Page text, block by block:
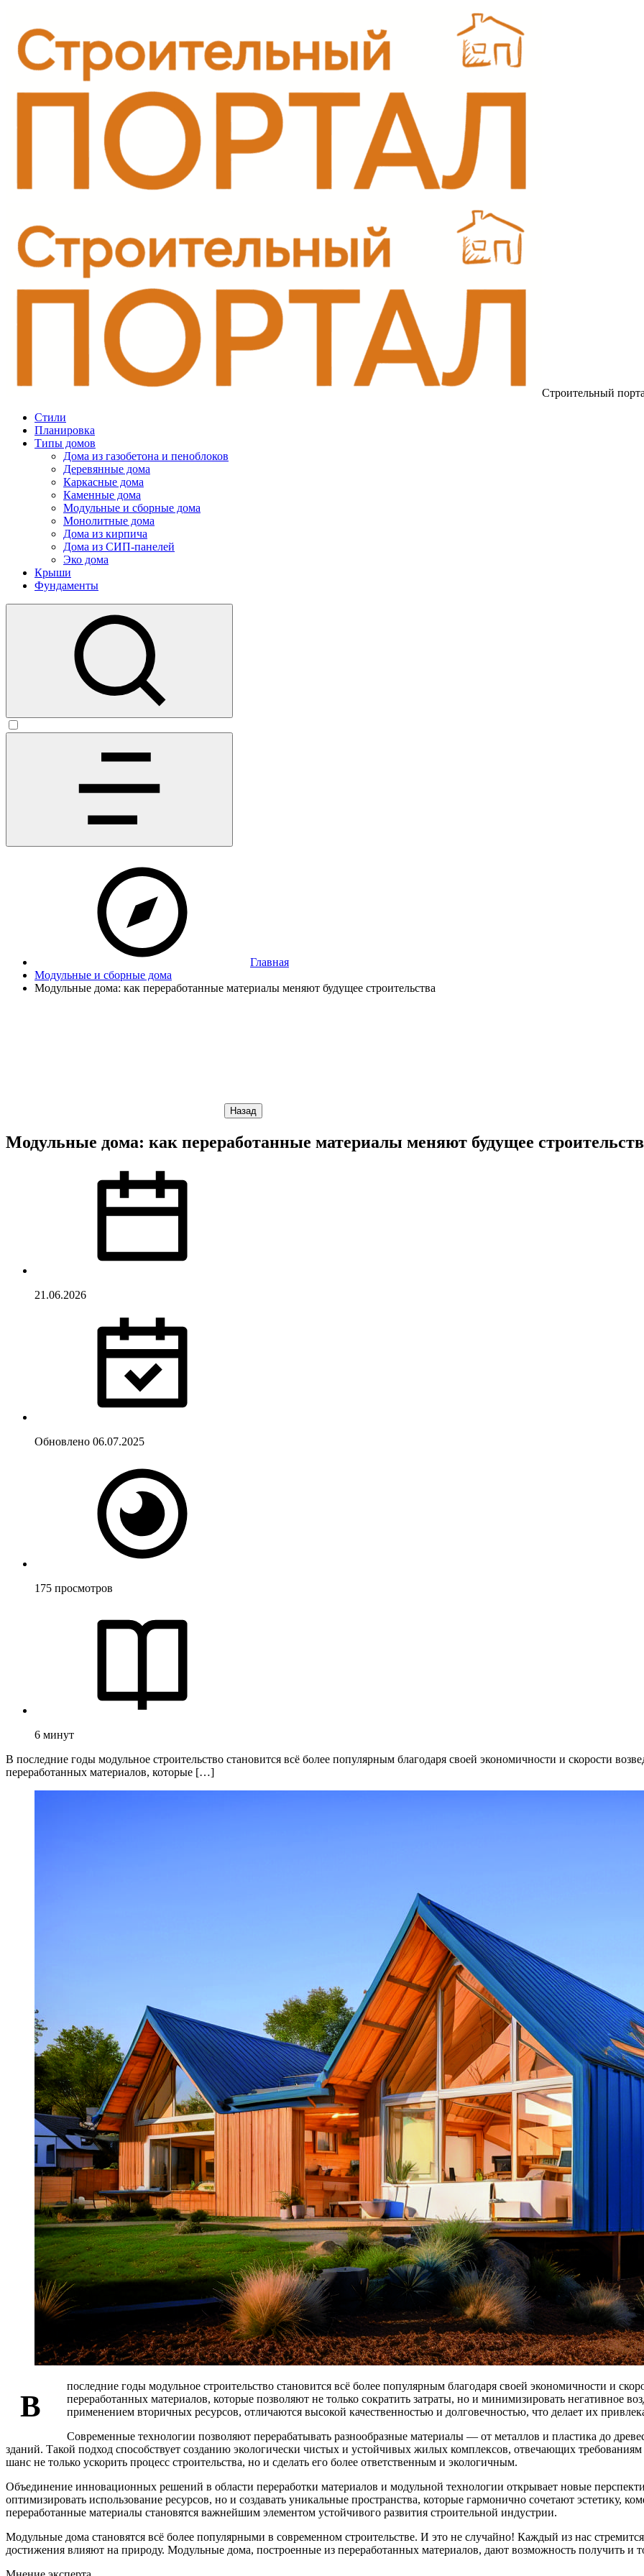
Строительный
Стили
Планировка
Типы домов
Дома из газобетона и пеноблоков
Деревянные дома
Каркасные дома
Каменные дома
Модульные и сборные дома
Монолитные дома
Дома из кирпича
Дома из СИП-панелей
Эко дома
Крыши
Фундаменты
Главная
Модульные и сборные дома
Модульные дома: как переработанные материалы меняют будущее строительства
Назад
Модульные дома: как переработанные материалы меняют будущее
21.06.2026
Обновлено 06.07.2025
175 просмотров
6 минут
В последние годы модульное строительство становится всё более популярным благодаря своей экономичности и скорости
переработанных материалов, которые […]
В
последние годы модульное строительство становится всё более популярным благодаря своей экономичности и
переработанных материалов, которые позволяют не только сократить затраты, но и минимизировать негативное
применением вторичных ресурсов, отличаются высокой качественностью и долговечностью, что делает их
Современные технологии позволяют перерабатывать разнообразные материалы — от металлов и пластика до
зданий. Такой подход способствует созданию экологически чистых и устойчивых жилых комплексов, отвечающих требованиям
шанс не только ускорить процесс строительства, но и сделать его более ответственным и экологичным.
Объединение инновационных решений в области переработки материалов и модульной технологии открывает новые
оптимизировать использование ресурсов, но и создавать уникальные пространства, которые гармонично сочетают эстетику,
переработанные материалы становятся важнейшим элементом устойчивого развития строительной индустрии.
Модульные дома становятся всё более популярными в современном строительстве. И это не случайно! Каждый из нас
достижения влияют на природу. Модульные дома, построенные из переработанных материалов, дают возможность получить